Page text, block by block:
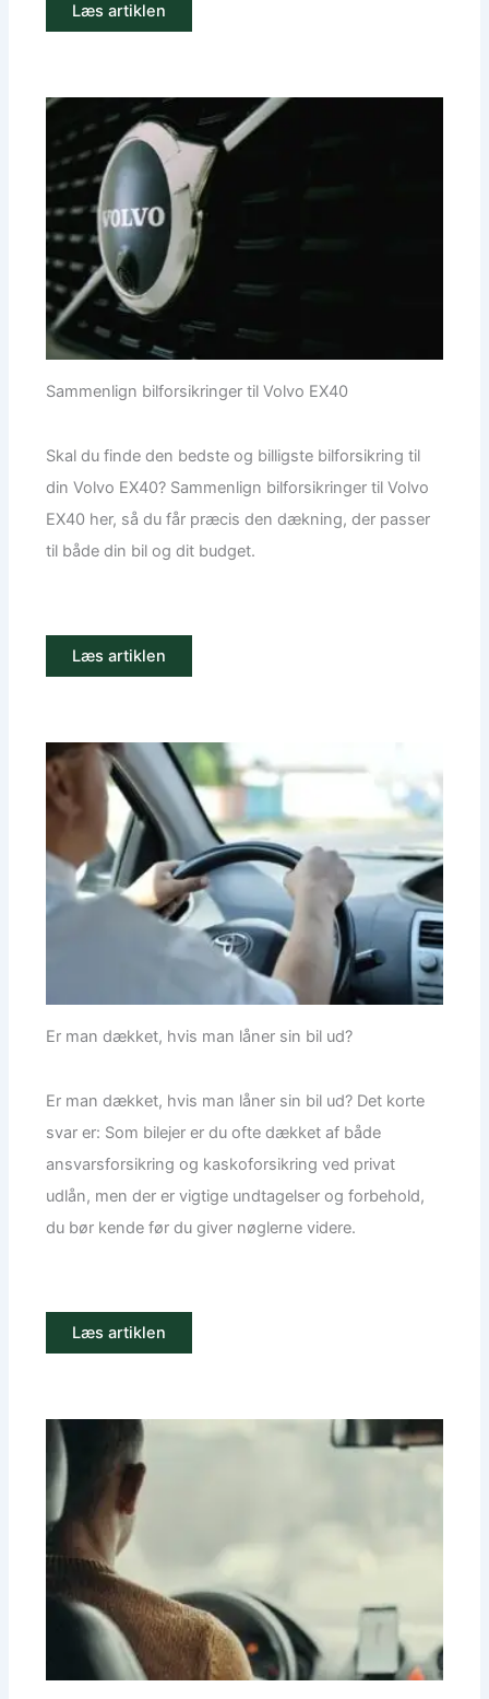
Læs artiklen
Sammenlign bilforsikringer til Volvo EX40
Skal du finde den bedste og billigste bilforsikring til
din Volvo EX40? Sammenlign bilforsikringer til Volvo
EX40 her, så du får præcis den dækning, der passer
til både din bil og dit budget.
Læs artiklen
Er man dækket, hvis man låner sin bil ud?
Er man dækket, hvis man låner sin bil ud? Det korte
svar er: Som bilejer er du ofte dækket af både
ansvarsforsikring og kaskoforsikring ved privat
udlån, men der er vigtige undtagelser og forbehold,
du bør kende før du giver nøglerne videre.
Læs artiklen